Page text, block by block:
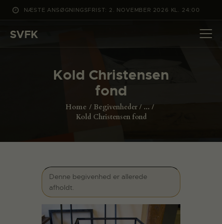
NÆSTE ANSØGNINGSFRIST: 2. NOVEMBER 2026 KL. 24:00
SVFK
Kold Christensen
fond
Home Begivenheder
...
Kold Christensen fond
DET SKER
PROJEKTER
ANSØG
Denne begivenhed er allerede
afholdt.